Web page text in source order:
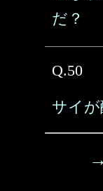
だ？
Q.50
サイが